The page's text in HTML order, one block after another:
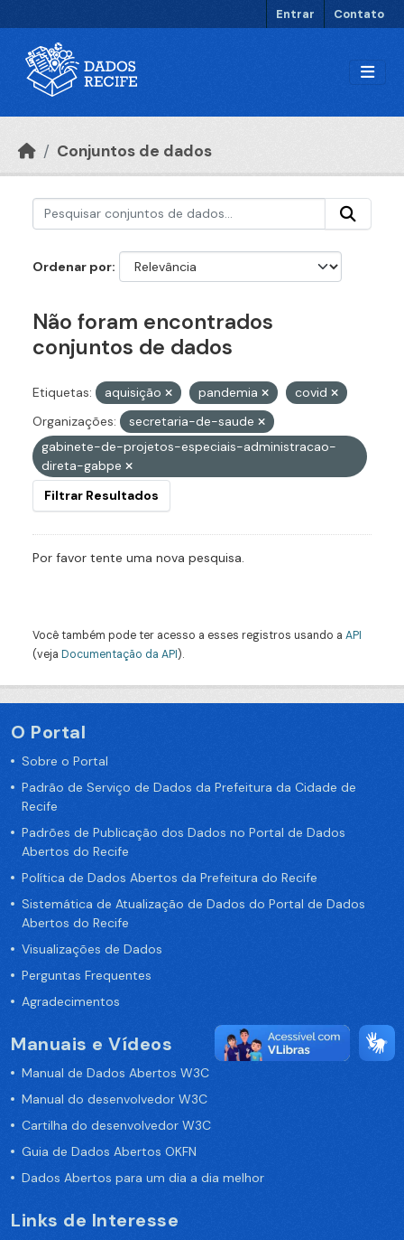
Entrar Contato
Conjuntos de dados
Ordenar por
Não foram encontrados
conjuntos de dados
Etiquetas: aquisição pandemia
covid
Organizações:
secretaria-de-saude
gabinete-de-projetos-especiais-administracao-
direta-gabpe
Filtrar Resultados
Por favor tente uma nova pesquisa.
Você também pode ter acesso a esses registros usando a API
(veja Documentação da API).
O Portal
Sobre o Portal
Padrão de Serviço de Dados da Prefeitura da Cidade de
Recife
Padrões de Publicação dos Dados no Portal de Dados
Abertos do Recife
Política de Dados Abertos da Prefeitura do Recife
Sistemática de Atualização de Dados do Portal de Dados
Abertos do Recife
Visualizações de Dados
Perguntas Frequentes
Agradecimentos
Manuais e Vídeos
Manual de Dados Abertos W3C
Manual do desenvolvedor W3C
Cartilha do desenvolvedor W3C
Guia de Dados Abertos OKFN
Dados Abertos para um dia a dia melhor
Links de Interesse